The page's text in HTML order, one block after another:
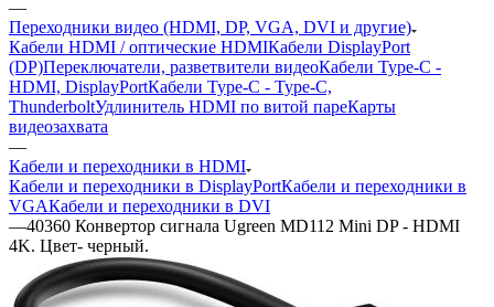
—
Переходники видео (HDMI, DP, VGA, DVI и другие)
Кабели HDMI / оптические HDMIКабели DisplayPort
(DP)Переключатели, разветвители видеоКабели Type-C -
HDMI, DisplayPortКабели Type-C - Type-C,
ThunderboltУдлинитель HDMI по витой пареКарты
видеозахвата
—
Кабели и переходники в HDMI
Кабели и переходники в DisplayPortКабели и переходники в
VGAКабели и переходники в DVI
—40360 Конвертор сигнала Ugreen MD112 Mini DP - HDMI
4K. Цвет- черный.